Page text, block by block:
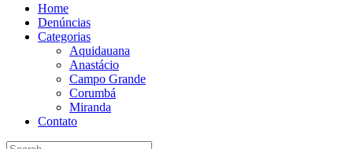
Home
Denúncias
Categorias
Aquidauana
Anastácio
Campo Grande
Corumbá
Miranda
Contato